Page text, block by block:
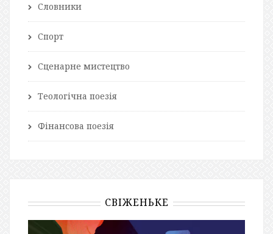
Словники
Спорт
Сценарне мистецтво
Теологічна поезія
Фінансова поезія
СВІЖЕНЬКЕ